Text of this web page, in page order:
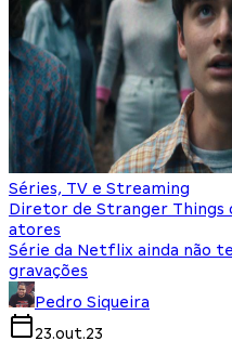
Séries, TV e Streaming
Diretor de Stranger Things
atores
Série da Netflix ainda não
gravações
Pedro Siqueira
23.out.23